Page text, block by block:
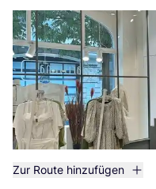
Zur Route hinzufügen